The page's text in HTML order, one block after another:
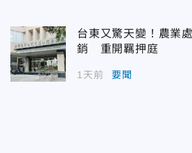
台東又驚天變！農業
銷 重開羈押庭
1天前 要聞